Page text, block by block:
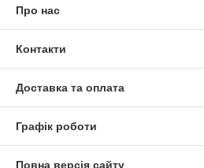
Про нас
Контакти
Доставка та оплата
Графік роботи
Повна версія сайту